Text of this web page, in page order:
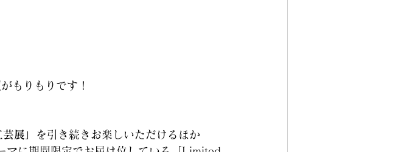
もりもりです！
展」
を引き続きお楽しいただけるほか